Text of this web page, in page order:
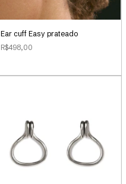
Ear cuff Easy prateado
R$498,00